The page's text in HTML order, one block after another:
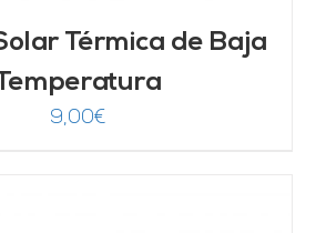
Térmica de Baja
9,00€